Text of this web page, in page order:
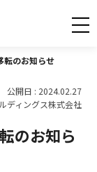
のお知らせ
公開日 : 2024.02.27
ディングス株式会社
のお知ら